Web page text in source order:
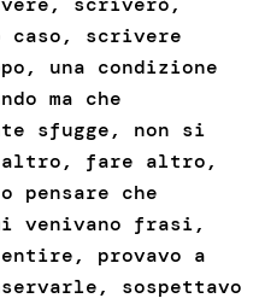
caso, scrivere
una condizione
ma che
sfugge, non si
altro, fare altro,
pensare che
venivano frasi,
provavo a
sospettavo